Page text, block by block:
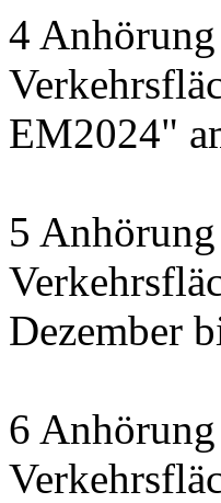
4
EM2024"
5
Dezember
6